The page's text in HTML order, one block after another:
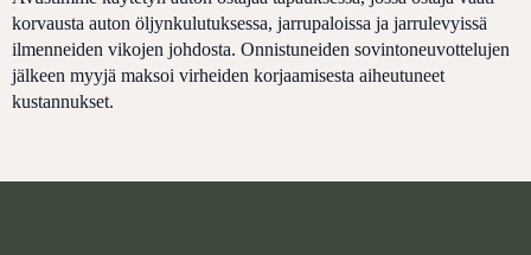
korvausta auton öljynkulutuksessa, jarrupaloissa ja jarrulevyissä
ilmenneiden vikojen johdosta. Onnistuneiden sovintoneuvottelujen
jälkeen myyjä maksoi virheiden korjaamisesta aiheutuneet
kustannukset.